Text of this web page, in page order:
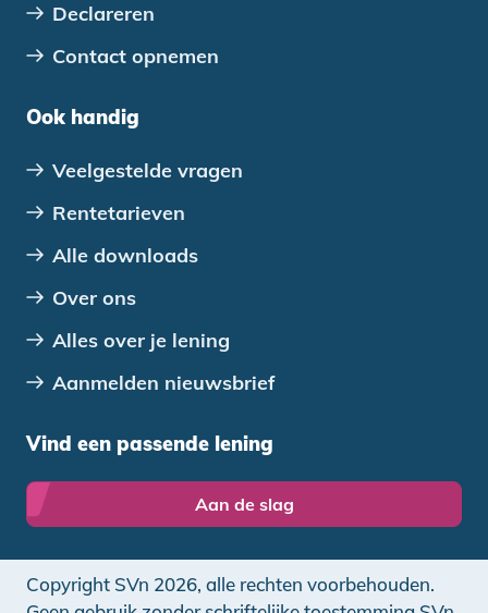
Declareren
Contact opnemen
Ook handig
Veelgestelde vragen
Rentetarieven
Alle downloads
Over ons
Alles over je lening
Aanmelden nieuwsbrief
Vind een passende lening
Aan de slag
Copyright SVn 2026, alle rechten voorbehouden.